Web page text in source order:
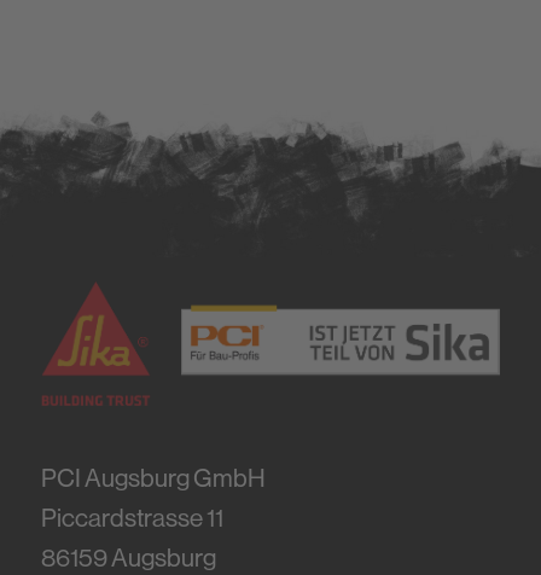
PCI Augsburg GmbH
Piccardstrasse 11
86159Augsburg